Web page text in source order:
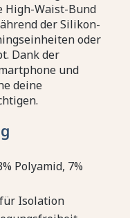
High-Waist-Bund
der Silikon-
oder
Dank der
und
deine
Polyamid, 7%
Isolation